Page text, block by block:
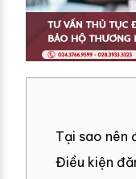
Tại sao nên
Điều kiện